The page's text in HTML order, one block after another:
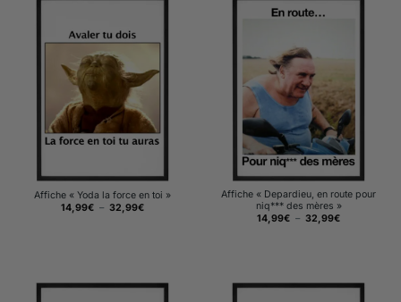
Affiche « Yoda la force en toi »
14,99€ – 32,99€Plage
Affiche « Depardieu, en route pour
niq*** des mères »
14,99€ – 32,99€Plage